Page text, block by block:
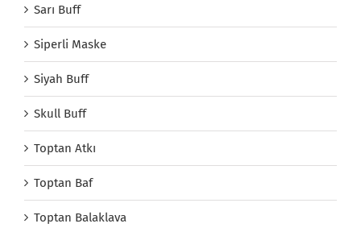
Sarı Buff
Siperli Maske
Siyah Buff
Skull Buff
Toptan Atkı
Toptan Baf
Toptan Balaklava